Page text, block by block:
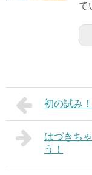
て
初の試み
はづきち
う！